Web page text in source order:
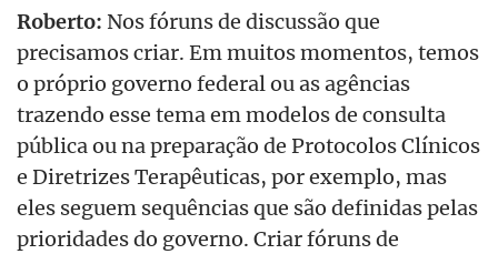
Roberto: Nos fóruns de discussão que
precisamos criar. Em muitos momentos, temos
o próprio governo federal ou as agências
trazendo esse tema em modelos de consulta
pública ou na preparação de Protocolos Clínicos
e Diretrizes Terapêuticas, por exemplo, mas
eles seguem sequências que são definidas pelas
prioridades do governo. Criar fóruns de